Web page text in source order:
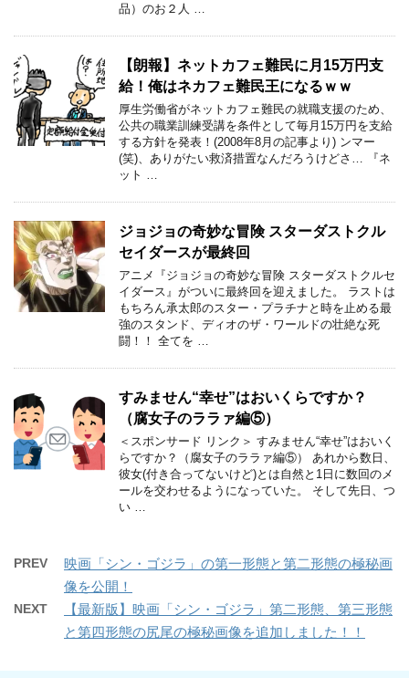
品）のお２人 …
【朗報】ネットカフェ難民に月15万円支
給！俺はネカフェ難民王になるｗｗ
厚生労働省がネットカフェ難民の就職支援のため、
公共の職業訓練受講を条件として毎月15万円を支給
する方針を発表！(2008年8月の記事より) ンマー
(笑)、ありがたい救済措置なんだろうけどさ… 『ネ
ット …
ジョジョの奇妙な冒険 スターダストクル
セイダースが最終回
アニメ『ジョジョの奇妙な冒険 スターダストクルセ
イダース』がついに最終回を迎えました。 ラストは
もちろん承太郎のスター・プラチナと時を止める最
強のスタンド、ディオのザ・ワールドの壮絶な死
闘！！ 全てを …
すみません“幸せ”はおいくらですか？
（腐女子のララァ編⑤）
＜スポンサード リンク＞ すみません“幸せ”はおいく
らですか？（腐女子のララァ編⑤） あれから数日、
彼女(付き合ってないけど)とは自然と1日に数回のメ
ールを交わせるようになっていた。 そして先日、つ
い …
PREV
映画「シン・ゴジラ」の第一形態と第二形態の極秘画
像を公開！
NEXT
【最新版】映画「シン・ゴジラ」第二形態、第三形態
と第四形態の尻尾の極秘画像を追加しました！！